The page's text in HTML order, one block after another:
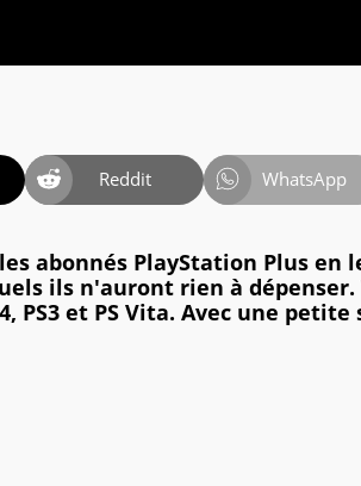
Reddit WhatsApp
abonnés PlayStation Plus en
ils n'auront rien à
PS3 et PS Vita. Avec une